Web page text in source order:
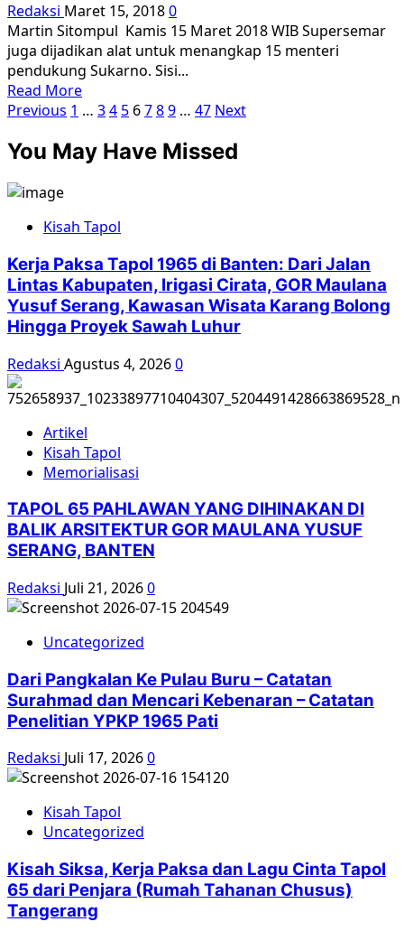
Sungai
Bengawan
Solo
Redaksi Maret 15, 20180
Martin Sitompul Kamis 15 Maret 2018 WIB Supersemar
juga dijadikan alat untuk menangkap 15 menteri
pendukung Sukarno. Sisi...
Read MoreRead
more
Meringkus
Loyalis
Paginasi
pos
Previous 1 … 34 5 6789 … 47 Next
You May Have Missed
Kisah Tapol
Kerja Paksa Tapol 1965 di Banten: Dari Jalan
Lintas Kabupaten, Irigasi Cirata, GOR Maulana
Yusuf Serang, Kawasan Wisata Karang Bolong
Hingga Proyek Sawah Luhur
Redaksi Agustus 4, 20260
Artikel
Kisah Tapol
Memorialisasi
TAPOL 65 PAHLAWAN YANG DIHINAKAN DI
BALIK ARSITEKTUR GOR MAULANA YUSUF
SERANG, BANTEN
Redaksi Juli 21, 20260
Uncategorized
Dari Pangkalan Ke Pulau Buru – Catatan
Surahmad dan Mencari Kebenaran – Catatan
Penelitian YPKP 1965 Pati
Redaksi Juli 17, 20260
Kisah Tapol
Uncategorized
Kisah Siksa, Kerja Paksa dan Lagu Cinta Tapol
65 dari Penjara (Rumah Tahanan Chusus)
Tangerang